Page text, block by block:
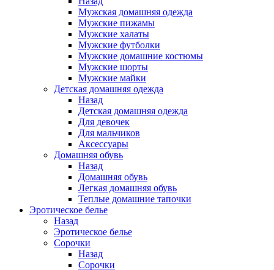
Мужская домашняя одежда
Мужские пижамы
Мужские халаты
Мужские футболки
Мужские домашние костюмы
Мужские шорты
Мужские майки
Детская домашняя одежда
Назад
Детская домашняя одежда
Для девочек
Для мальчиков
Аксессуары
Домашняя обувь
Назад
Домашняя обувь
Легкая домашняя обувь
Теплые домашние тапочки
Эротическое белье
Назад
Эротическое белье
Сорочки
Назад
Сорочки